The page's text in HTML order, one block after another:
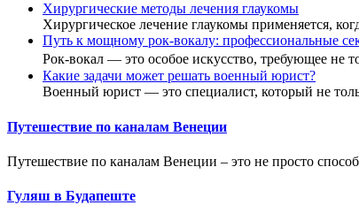
Хирургические методы лечения глаукомы
Хирургическое лечение глаукомы применяется,
Путь к мощному рок-вокалу: профессиональные
Рок-вокал — это особое искусство, требующее не
Какие задачи может решать военный юрист?
Военный юрист — это специалист, который не
Путешествие по каналам Венеции
Путешествие по каналам Венеции – это не просто
Гуляш в Будапеште